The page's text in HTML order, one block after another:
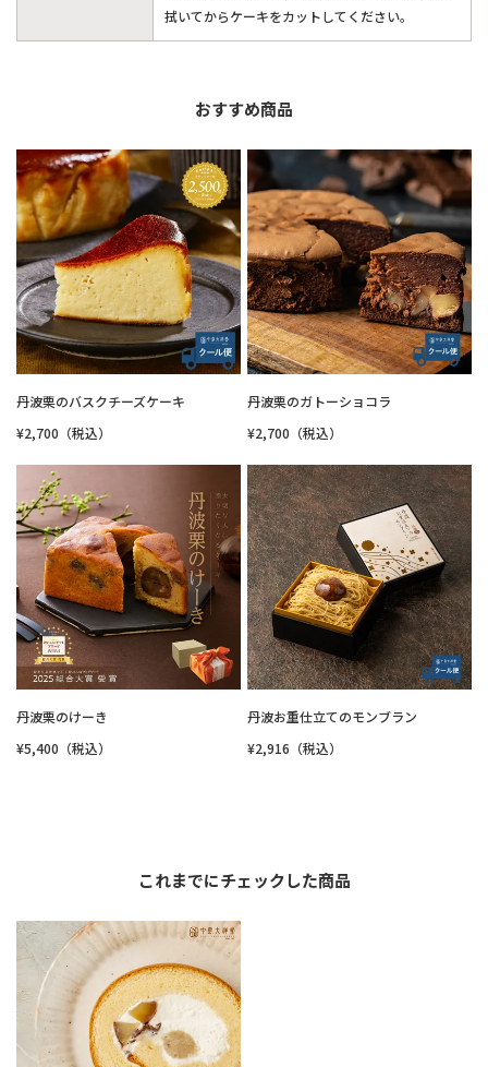
拭いてからケーキをカットしてください。
おすすめ商品
丹波栗のバスクチーズケーキ
¥2,700（税込）
丹波栗のガトーショコラ
¥2,700（税込）
丹波栗のけーき
¥5,400（税込）
丹波お重仕立てのモンブラン
¥2,916（税込）
これまでにチェックした商品